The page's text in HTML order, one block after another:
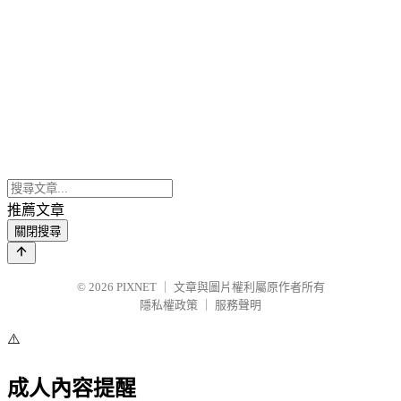
推薦文章
關閉搜尋
© 2026 PIXNET
文章與圖片權利屬原作者所有
隱私權政策
服務聲明
⚠️
成人內容提醒